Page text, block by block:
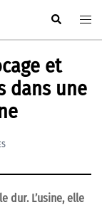
Rechercher
et
dans une
dur. L’usine, elle